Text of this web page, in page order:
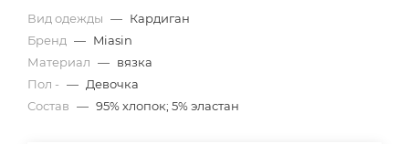
Вид одежды — Кардиган
Бренд — Miasin
Материал — вязка
Пол - — Девочка
Состав — 95% хлопок; 5% эластан